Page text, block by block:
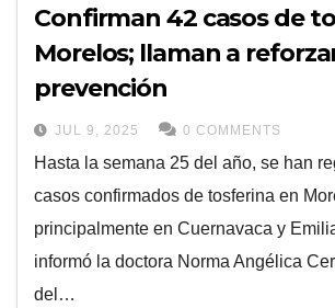
Confirman 42 casos de
Morelos; llaman a
prevención
JUL 9, 2025 0 COMMENTS
Hasta la semana 25 del año, se han
casos confirmados de tosferina en
principalmente en Cuernavaca y
informó la doctora Norma Angélica
del…